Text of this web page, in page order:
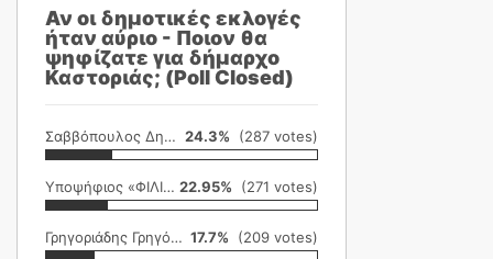
Αν οι δημοτικές εκλογές
ήταν αύριο - Ποιον θα
ψηφίζατε για δήμαρχο
Καστοριάς; (Poll Closed)
Σαββόπουλος Δημήτρης 24.3% (287 votes)
Υποψήφιος «ΦΙΛΙΚΗ ΕΤΑΙΡΕΙΑ» 22.95% (271 votes)
Γρηγοριάδης Γρηγόρης 17.7% (209 votes)